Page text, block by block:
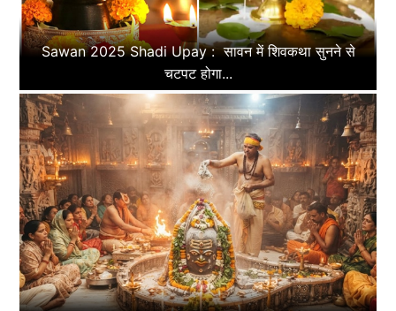
Sawan 2025 Shadi Upay : सावन में शिवकथा सुनने से
चटपट होगा...